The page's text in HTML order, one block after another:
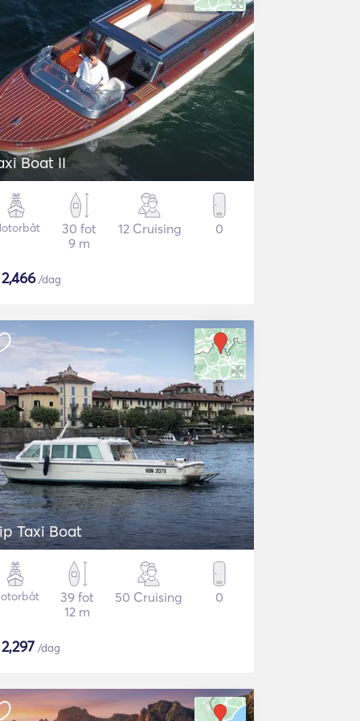
Boat II
30 fot
9 m
12 Cruising 0
2,466/dag
Taxi Boat
39 fot
12 m
50 Cruising 0
2,297 /dag